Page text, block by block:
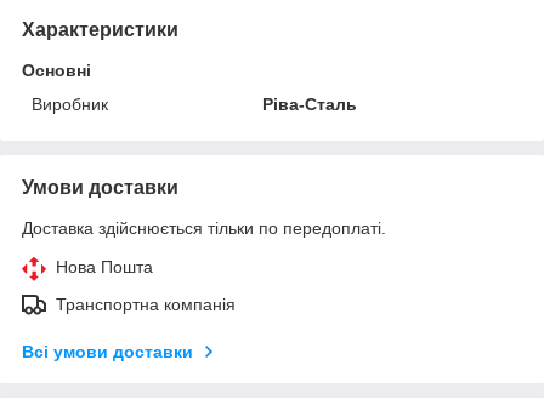
Характеристики
Основні
Виробник
Ріва-Сталь
Умови доставки
Доставка здійснюється тільки по передоплаті.
Нова Пошта
Транспортна компанія
Всі умови доставки